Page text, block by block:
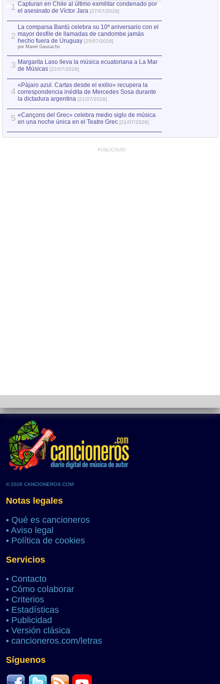
1 Capturan en Chile al último exmilitar condenado por
el asesinato de Víctor Jara [27/07/2026]
2
La comparsa Bantú celebra su 10º aniversario con el
mayor desfile de llamadas de candombe jamás
hecho fuera de Uruguay [25/07/2026]
por Manel Gausachs
3 Margarita Laso lleva la música ecuatoriana a La Mar
de Músicas [22/07/2026]
4
«Pájaro azul. Cartas desde el exilio» recupera la
correspondencia inédita de Mercedes Sosa durante
la dictadura argentina [21/07/2026]
5 «Cançons del Grec» celebra medio siglo de música
en una noche única en el Teatre Grec [21/07/2026]
PUBLICIDAD
© 2026 CANCIONEROS.COM
Notas legales
• Qué es cancioneros
• Aviso legal
• Política de cookies
Servicios
• Contacto
• Cómo colaborar
• Criterios
• Estadísticas
• Publicidad
• Versión clásica
• cancioneros.com/letras
Síguenos